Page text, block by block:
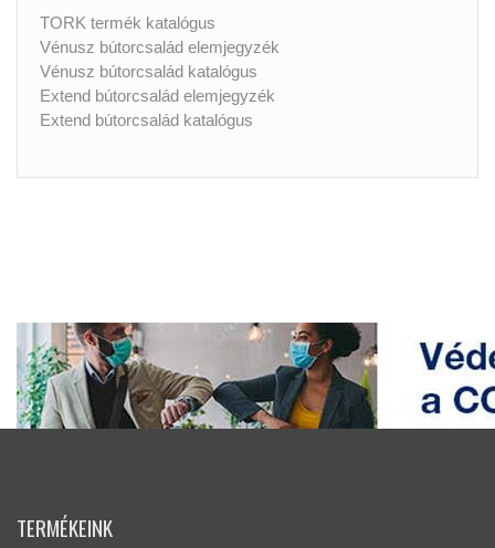
TORK termék katalógus
Vénusz bútorcsalád elemjegyzék
Vénusz bútorcsalád katalógus
Extend bútorcsalád elemjegyzék
Extend bútorcsalád katalógus
TERMÉKEINK